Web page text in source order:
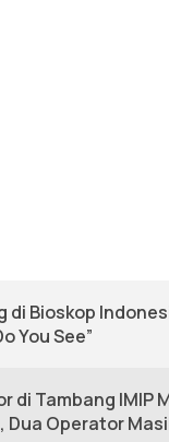
di Bioskop
You See”
di Tambang IMIP
Dua Operator